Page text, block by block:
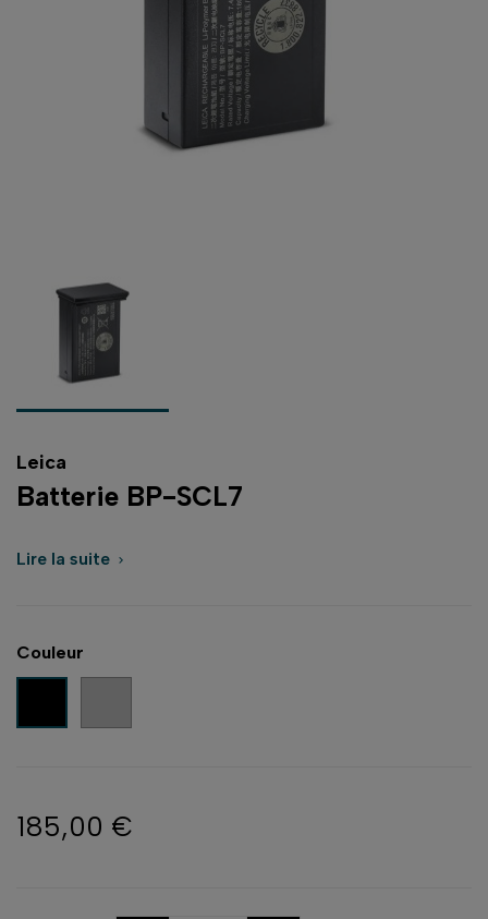
Leica
Batterie BP-SCL7
Lire la suite 
Couleur
185,00 €